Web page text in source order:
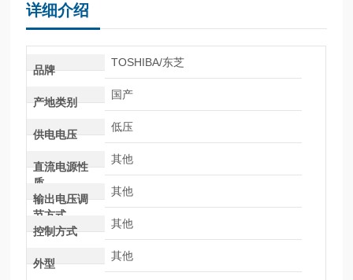
详细介绍
品牌
TOSHIBA/东芝
产地类别
国产
供电电压
低压
直流电源性
质
其他
输出电压调
节方式
其他
控制方式
其他
外型
其他